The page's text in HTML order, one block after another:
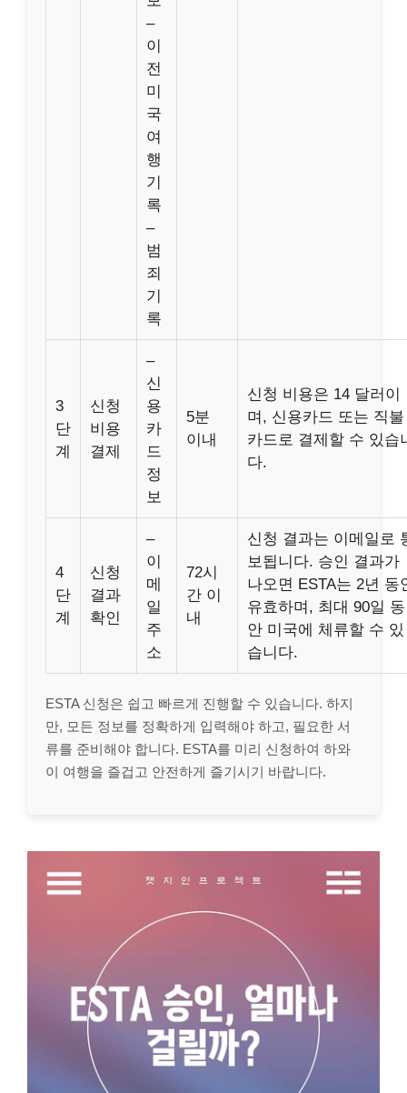
–
이
전
미
국
여
행
기
록
–
범
죄
기
록
3
단
계
신청
비용
결제
–
신
용
카
드
정
보
5분
이내
신청 비용은 14 달러이
며, 신용카드 또는 직불
카드로 결제할 수 있습
다.
4
단
계
신청
결과
확인
–
이
메
일
주
소
72시
간 이
내
신청 결과는 이메일로
보됩니다. 승인 결과가
나오면 ESTA는 2년 동
유효하며, 최대 90일 동
안 미국에 체류할 수 있
습니다.
ESTA 신청은 쉽고 빠르게 진행할 수 있습니다. 하지
만, 모든 정보를 정확하게 입력해야 하고, 필요한 서
류를 준비해야 합니다. ESTA를 미리 신청하여 하와
이 여행을 즐겁고 안전하게 즐기시기 바랍니다.